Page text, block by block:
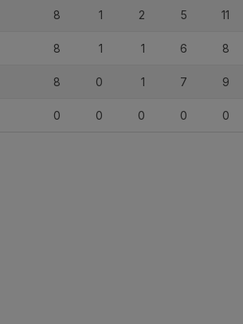
8 1 2 5 11
8 1 1 6 8
8 0 1 7 9
0 0 0 0 0